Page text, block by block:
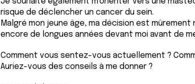
risque de déclencher un cancer du sein.
Malgré mon jeune âge, ma décision est mûrement
encore de longues années devant moi avant de
Comment vous sentez-vous actuellement ?
Auriez-vous des conseils à me donner ?